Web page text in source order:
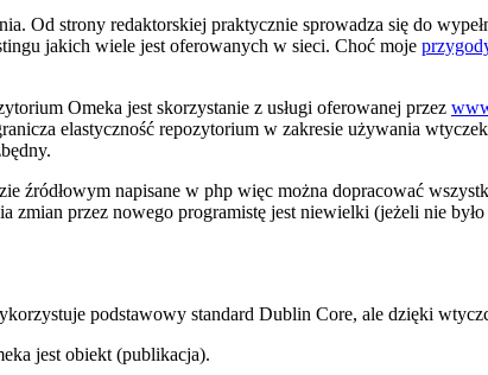
Od strony redaktorskiej praktycznie sprowadza się do
jakich wiele jest oferowanych w sieci. Choć moje
Omeka jest skorzystanie z usługi oferowanej przez
elastyczność repozytorium w zakresie używania
źródłowym napisane w php więc można dopracować
zmian przez nowego programistę jest niewielki (jeżeli nie
podstawowy standard Dublin Core, ale dzięki
jest obiekt (publikacja).